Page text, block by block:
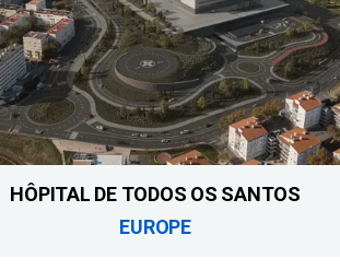
HÔPITAL DE TODOS OS SANTOS
EUROPE